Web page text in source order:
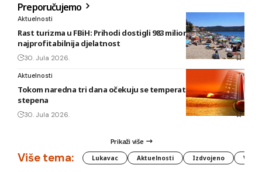
Preporučujemo
Aktuelnosti
Rast turizma u FBiH: Prihodi dostigli 983 miliona KM, smještaj
najprofitabilnija djelatnost
30. Jula 2026.
Aktuelnosti
Tokom naredna tri dana očekuju se temperature do 42
stepena
30. Jula 2026.
Prikaži više
Više tema: Lukavac Aktuelnosti Izdvojeno